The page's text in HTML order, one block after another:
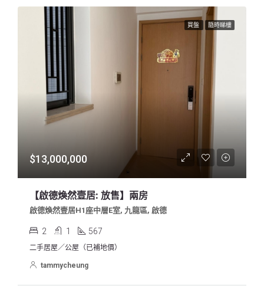
買盤 隨時睇樓
$13,000,000
【啟德煥然壹居: 放售】兩房
啟德煥然壹居H1座中層E室, 九龍區, 啟德
2 1 567
二手居屋／公屋（已補地價）
tammycheung